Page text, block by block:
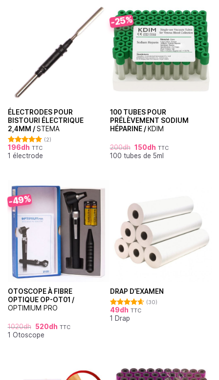
ÉLECTRODES POUR
BISTOURI ÉLECTRIQUE
2,4MM /STEMA
Note5.00
sur 5
(2)
196dh TTC
1 électrode
-25%
100 TUBES POUR
PRÉLÈVEMENT SODIUM
HÉPARINE / KDIM
200dh 150dh TTC
100 tubes de 5ml
-49%
OTOSCOPE À FIBRE
OPTIQUE OP-OT01 /
OPTIMIUM PRO
1020dh 520dh TTC
1 Otoscope
DRAP D’EXAMEN
Note4.62
sur 5
(30)
49dh TTC
1 Drap